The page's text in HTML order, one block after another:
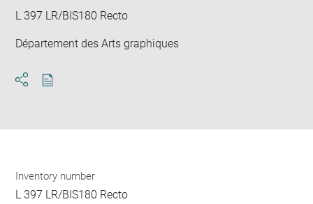
L 397 LR/BIS180 Recto
Département des Arts graphiques
Inventory number
L 397 LR/BIS180 Recto